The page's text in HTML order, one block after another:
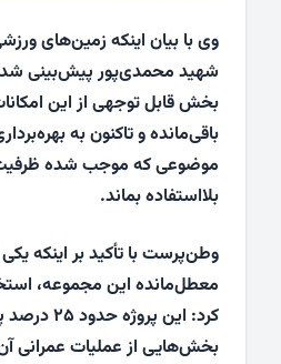
وی با بیان اینکه زمین‌های
شهید محمدی‌پور پیش‌بینی
بخش قابل توجهی از این
باقی‌مانده و تاکنون به
موضوعی که موجب شده
بلااستفاده بماند.
وطن‌پرست با تأکید بر اینکه
معطل‌مانده این مجموعه،
کرد: این
بخش‌هایی از عملیات عمرانی